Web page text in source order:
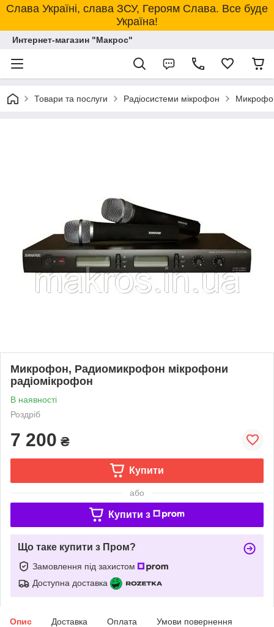
Слава Україні, слава ЗСУ, Героям Слава. Все буде
Україна!
Интернет-магазин "Макрос"
Товари та послуги Радіосистеми мікрофон
Микрофон, Радиомикрофон мікрофони
радіомікрофон
В наявності
Роздріб
7 200 ₴
Купити
або
Купити з
Що таке купити з Пром?
Замовлення під захистом
Доступна доставка
Опис Доставка Оплата Умови повернення